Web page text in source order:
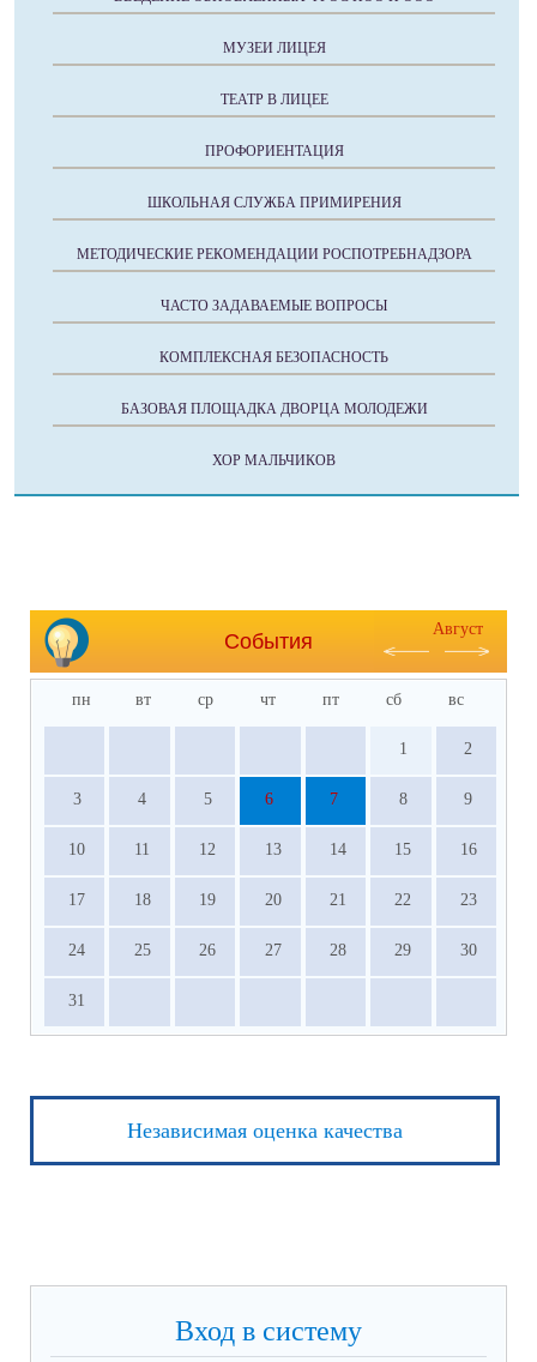
МУЗЕИ ЛИЦЕЯ
ТЕАТР В ЛИЦЕЕ
ПРОФОРИЕНТАЦИЯ
ШКОЛЬНАЯ СЛУЖБА ПРИМИРЕНИЯ
МЕТОДИЧЕСКИЕ РЕКОМЕНДАЦИИ РОСПОТРЕБНАДЗОРА
ЧАСТО ЗАДАВАЕМЫЕ ВОПРОСЫ
КОМПЛЕКСНАЯ БЕЗОПАСНОСТЬ
БАЗОВАЯ ПЛОЩАДКА ДВОРЦА МОЛОДЕЖИ
ХОР МАЛЬЧИКОВ
События
Август
пн вт ср чт пт сб вс
1 2
3 4 5 6 7 8 9
10 11 12 13 14 15 16
17 18 19 20 21 22 23
24 25 26 27 28 29 30
31
Независимая оценка качества
Вход в систему